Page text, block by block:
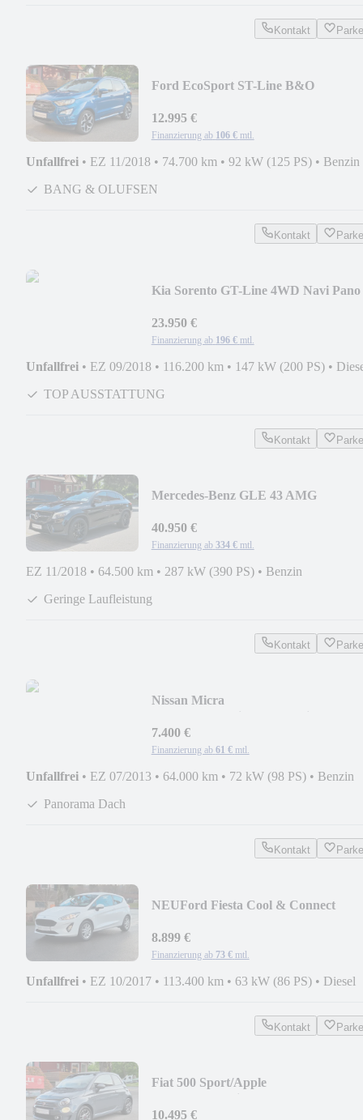
Kontakt
Ford EcoSport ST-Line B&O
12.995 €
Finanzierung ab 106 € mtl.
Unfallfrei • EZ 11/2018 • 74.700 km • 92 kW (125 PS) • Benzin
BANG & OLUFSEN
Kontakt
Kia Sorento GT-Line 4WD Navi Pano
23.950 €
Finanzierung ab 196 € mtl.
Unfallfrei • EZ 09/2018 • 116.200 km • 147 kW (200 PS) •
TOP AUSSTATTUNG
Kontakt
Mercedes-Benz GLE 43 AMG
40.950 €
Finanzierung ab 334 € mtl.
EZ 11/2018 • 64.500 km • 287 kW (390 PS) • Benzin
Geringe Laufleistung
Kontakt
Nissan Micra
7.400 €
Finanzierung ab 61 € mtl.
Unfallfrei • EZ 07/2013 • 64.000 km • 72 kW (98 PS) • Benzin
Panorama Dach
Kontakt
NEUFord Fiesta Cool & Connect
8.899 €
Finanzierung ab 73 € mtl.
Unfallfrei • EZ 10/2017 • 113.400 km • 63 kW (86 PS) • Diesel
Kontakt
Fiat 500 Sport/Apple
10.495 €